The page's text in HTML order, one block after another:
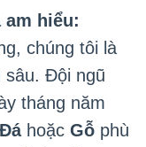
hiểu:
chúng tôi là
Đội ngũ
tháng năm
Đáhoặc Gỗphù